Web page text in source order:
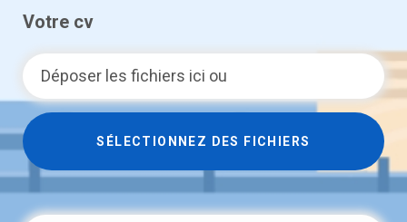
régions
vous
travailler
?
Votre cv
Déposer les fichiers ici ou
SÉLECTIONNEZ DES FICHIERS